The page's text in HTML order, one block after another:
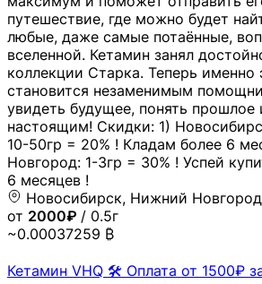
путешествие, где можно будет
любые, даже самые потаённые,
вселенной. Кетамин занял
коллекции Старка. Теперь именно
становится незаменимым
увидеть будущее, понять прошлое
настоящим! Скидки: 1)
10-50гр = 20% ! Кладам более 6
Новгород: 1-3гр = 30% ! Успей
6 месяцев !
Новосибирск, Нижний Новгород
от 2000₽ / 0.5г
~0.00037259 ₿
Кетамин VHQ 🛠 Оплата от 1500₽